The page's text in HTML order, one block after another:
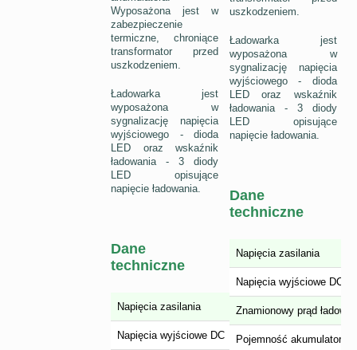
Wyposażona jest w
zabezpieczenie
termiczne, chroniące
transformator przed
uszkodzeniem.
Ładowarka jest
wyposażona w
sygnalizację napięcia
wyjściowego - dioda
LED oraz wskaźnik
ładowania - 3 diody
LED opisujące
napięcie ładowania.
Dane
techniczne
Napięcia zasilania
Napięcia wyjściowe DC
uszkodzeniem.
Ładowarka jest
wyposażona w
sygnalizację napięcia
wyjściowego - dioda
LED oraz wskaźnik
ładowania - 3 diody
LED opisujące
napięcie ładowania.
Dane
techniczne
Napięcia zasilania
Napięcia wyjściowe DC
Znamionowy prąd
Pojemność akumulatora